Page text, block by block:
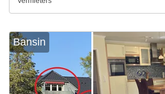
Bansin